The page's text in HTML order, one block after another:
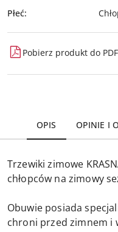
Płeć:
Pobierz produkt do PDF
OPIS OPINIE I
Trzewiki zimowe
chłopców na zimowy
Obuwie posiada
chroni przed zimnem i